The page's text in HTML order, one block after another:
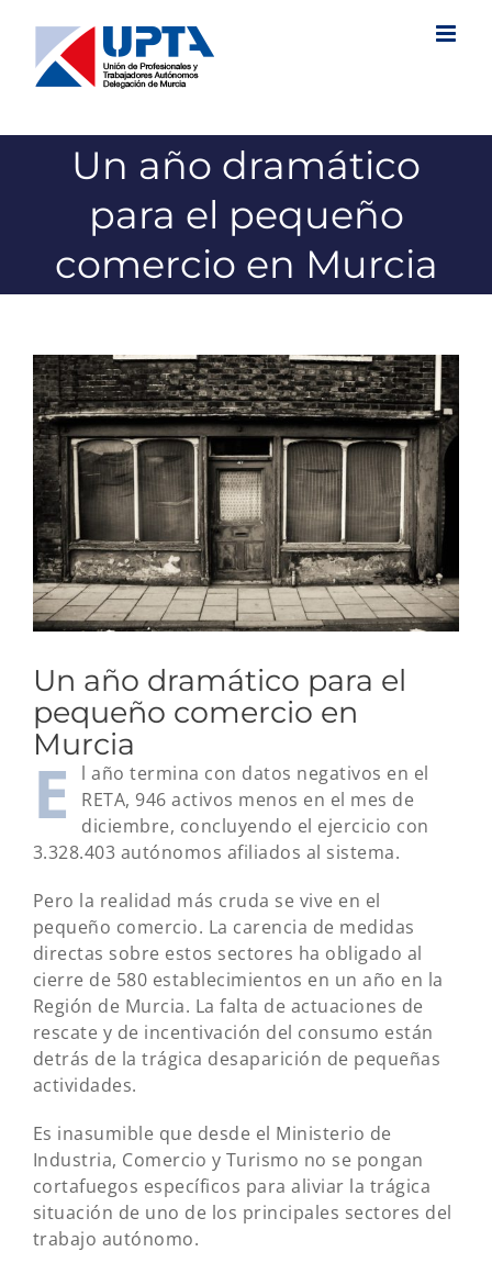
contenido
Un año dramático
para el pequeño
comercio en Murcia
Ver
imagen
más
grande
Un año dramático para el
pequeño comercio en
Murcia
E
l año termina con datos negativos en el
RETA, 946 activos menos en el mes de
diciembre, concluyendo el ejercicio con
3.328.403 autónomos afiliados al sistema.
Pero la realidad más cruda se vive en el
pequeño comercio. La carencia de medidas
directas sobre estos sectores ha obligado al
cierre de 580 establecimientos en un año en la
Región de Murcia. La falta de actuaciones de
rescate y de incentivación del consumo están
detrás de la trágica desaparición de pequeñas
actividades.
Es inasumible que desde el Ministerio de
Industria, Comercio y Turismo no se pongan
cortafuegos específicos para aliviar la trágica
situación de uno de los principales sectores del
trabajo autónomo.